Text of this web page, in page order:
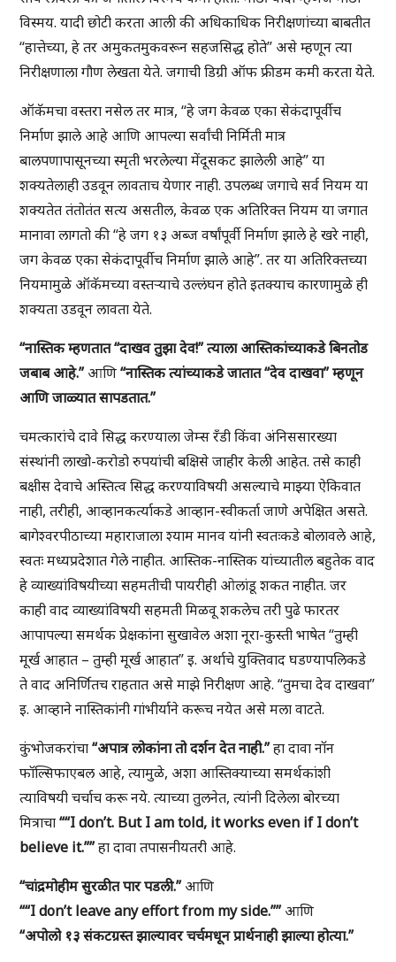
विस्मय. यादी छोटी करता आली की अधिकाधिक निरीक्षणांच्या बाबतीत
“हात्तेच्या, हे तर अमुकतमुकवरून सहजसिद्ध होते” असे म्हणून त्या
निरीक्षणाला गौण लेखता येते. जगाची डिग्री ऑफ फ्रीडम कमी करता येते.
ऑकॅमचा वस्तरा नसेल तर मात्र, “हे जग केवळ एका सेकंदापूर्वीच
निर्माण झाले आहे आणि आपल्या सर्वांची निर्मिती मात्र
बालपणापासूनच्या स्मृती भरलेल्या मेंदूसकट झालेली आहे” या
शक्यतेलाही उडवून लावताच येणार नाही. उपलब्ध जगाचे सर्व नियम या
शक्यतेत तंतोतंत सत्य असतील, केवळ एक अतिरिक्त नियम या जगात
मानावा लागतो की “हे जग १३ अब्ज वर्षांपूर्वी निर्माण झाले हे खरे नाही,
जग केवळ एका सेकंदापूर्वीच निर्माण झाले आहे”. तर या अतिरिक्तच्या
नियमामुळे ऑकॅमच्या वस्तर्‍याचे उल्लंघन होते इतक्याच कारणामुळे ही
शक्यता उडवून लावता येते.
“नास्तिक म्हणतात “दाखव तुझा देव!” त्याला आस्तिकांच्याकडे बिनतोड
जबाब आहे.” आणि“नास्तिक त्यांच्याकडे जातात “देव दाखवा” म्हणून
आणि जाळ्यात सापडतात.”
चमत्कारांचे दावे सिद्ध करण्याला जेम्स रँडी किंवा अंनिससारख्या
संस्थांनी लाखो-करोडो रुपयांची बक्षिसे जाहीर केली आहेत. तसे काही
बक्षीस देवाचे अस्तित्व सिद्ध करण्याविषयी असल्याचे माझ्या ऐकिवात
नाही, तरीही, आव्हानकर्त्याकडे आव्हान-स्वीकर्ता जाणे अपेक्षित असते.
बागेश्वरपीठाच्या महाराजाला श्याम मानव यांनी स्वतःकडे बोलावले आहे,
स्वतः मध्यप्रदेशात गेले नाहीत. आस्तिक-नास्तिक यांच्यातील बहुतेक वाद
हे व्याख्यांविषयीच्या सहमतीची पायरीही ओलांडू शकत नाहीत. जर
काही वाद व्याख्यांविषयी सहमती मिळवू शकलेच तरी पुढे फारतर
आपापल्या समर्थक प्रेक्षकांना सुखावेल अशा नूरा-कुस्ती भाषेत “तुम्ही
मूर्ख आहात – तुम्ही मूर्ख आहात” इ. अर्थाचे युक्तिवाद घडण्यापलिकडे
ते वाद अनिर्णितच राहतात असे माझे निरीक्षण आहे. “तुमचा देव दाखवा”
इ. आव्हाने नास्तिकांनी गांभीर्याने करूच नयेत असे मला वाटते.
कुंभोजकरांचा“अपात्र लोकांना तो दर्शन देत नाही.”हा दावा नॉन
फॉल्सिफाएबल आहे, त्यामुळे, अशा आस्तिक्याच्या समर्थकांशी
त्याविषयी चर्चाच करू नये. त्याच्या तुलनेत, त्यांनी दिलेला बोरच्या
मित्राचा““I don’t. But I am told, it works even if I don’t
believe it.””हा दावा तपासनीयतरी आहे.
“चांद्रमोहीम सुरळीत पार पडली.” आणि
““I don’t leave any effort from my side.”” आणि
“अपोलो १३ संकटग्रस्त झाल्यावर चर्चमधून प्रार्थनाही झाल्या होत्या.”